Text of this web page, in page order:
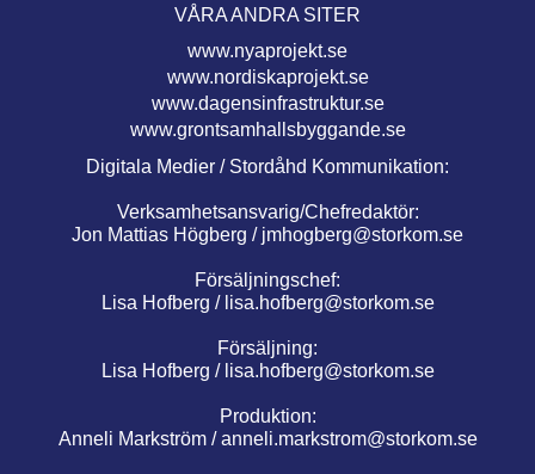
VÅRA ANDRA SITER
www.nyaprojekt.se
www.nordiskaprojekt.se
www.dagensinfrastruktur.se
www.grontsamhallsbyggande.se
Digitala Medier / Stordåhd Kommunikation:
Verksamhetsansvarig/Chefredaktör:
Jon Mattias Högberg / jmhogberg@storkom.se
Försäljningschef:
Lisa Hofberg / lisa.hofberg@storkom.se
Försäljning:
Lisa Hofberg / lisa.hofberg@storkom.se
Produktion:
Anneli Markström /anneli.markstrom@storkom.se